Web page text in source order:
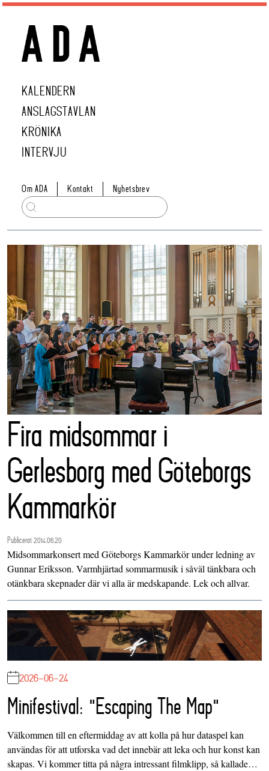
KALENDERN
ANSLAGSTAVLAN
KRÖNIKA
INTERVJU
Om ADA Kontakt Nyhetsbrev
Fira midsommar i
Gerlesborg med Göteborgs
Kammarkör
Publicerat 2014.06.20
Midsommarkonsert med Göteborgs Kammarkör under ledning av
Gunnar Eriksson. Varmhjärtad sommarmusik i såväl tänkbara och
otänkbara skepnader där vi alla är medskapande. Lek och allvar.
2026-06-24
Minifestival: "Escaping The Map"
Välkommen till en eftermiddag av att kolla på hur dataspel kan
användas för att utforska vad det innebär att leka och hur konst kan
skapas. Vi kommer titta på några intressant filmklipp, så kallade…